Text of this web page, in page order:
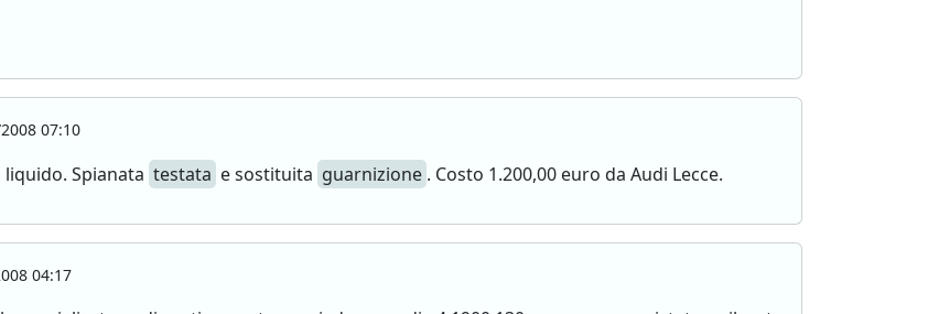
07:10
Spianata testata e sostituita guarnizione . Costo 1.200,00 euro da Audi Lecce.
04:17